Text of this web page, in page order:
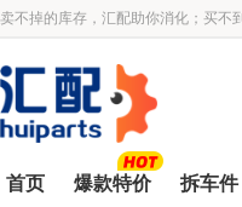
卖不掉的库存，汇配助你消化；买不
首页 爆款特价 拆车件